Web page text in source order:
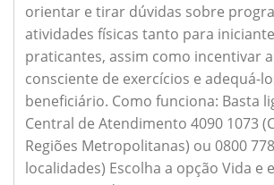
orientar e tirar dúvidas sobre
atividades físicas tanto para
praticantes, assim como incentivar
consciente de exercícios e adequá-
beneficiário. Como funciona: Basta
Central de Atendimento 4090 1073
Regiões Metropolitanas) ou 0800
localidades) Escolha a opção Vida e